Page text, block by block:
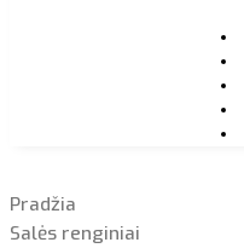
Pradžia
Salės renginiai